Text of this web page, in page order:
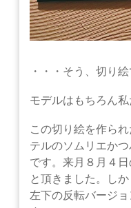
・・・そう、切り絵
モデルはもちろん私
この切り絵を作ら
テルのソムリエか
です。来月８月４
と頂きました。
し
左下の反転バージ